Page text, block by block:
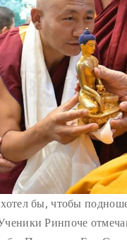
бы, чтобы
Ринпоче